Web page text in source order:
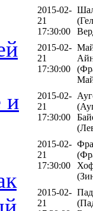
и
2015-02-
21
17:30:00
2015-02-
21
17:30:00
2015-02-
21
17:30:00
2015-02-
21
17:30:00
2015-02-
21